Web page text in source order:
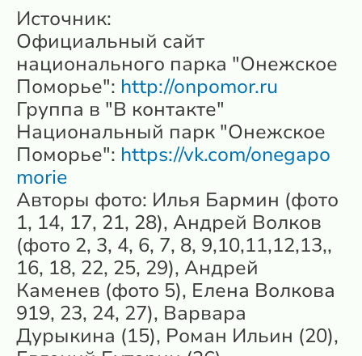
Источник:
Официальный сайт
национального парка "Онежское
Поморье": http://onpomor.ru
Группа в "В контакте"
Национальный парк "Онежское
Поморье": https://vk.com/onegapo
morie
Авторы фото: Илья Бармин (фото
1, 14, 17, 21, 28), Андрей Волков
(фото 2, 3, 4, 6, 7, 8, 9,10,11,12,13,,
16, 18, 22, 25, 29), Андрей
Каменев (фото 5), Елена Волкова
919, 23, 24, 27), Варвара
Дурыкина (15), Роман Ильин (20),